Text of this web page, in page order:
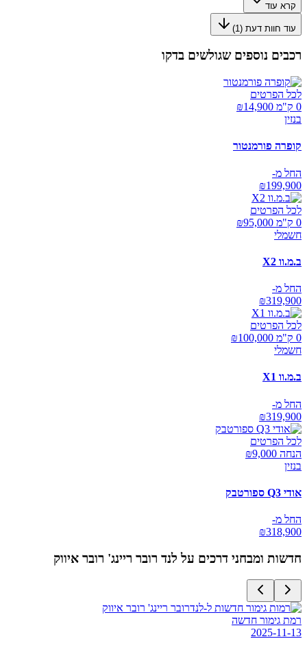
קרא עוד
עוד חוות דעת (1
)
רכבים נוספים שגולשים בדקו
לכל הפרטים
0 ק"מ ₪
14,900
בנזין
קופרה פורמנטור
החל מ-
₪199,900
לכל הפרטים
0 ק"מ ₪
95,000
חשמלי
ב.מ.וו X2
החל מ-
₪319,900
לכל הפרטים
0 ק"מ ₪
100,000
חשמלי
ב.מ.וו X1
החל מ-
₪319,900
לכל הפרטים
הנחה ₪ 9,000
בנזין
אודי Q3 ספורטבק
החל מ-
₪318,900
חדשות ומבחני דרכים על לנד רובר ריינג' רובר איווק
רמת גימור חדשה
2025-11-13